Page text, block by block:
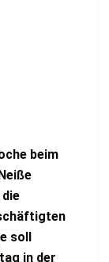
beim
soll
in der